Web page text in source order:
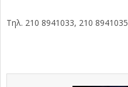
Τηλ. 210 8941033, 210 8941035